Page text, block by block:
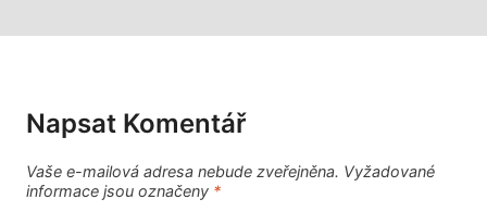
Napsat Komentář
Vaše e-mailová adresa nebude zveřejněna. Vyžadované
informace jsou označeny *